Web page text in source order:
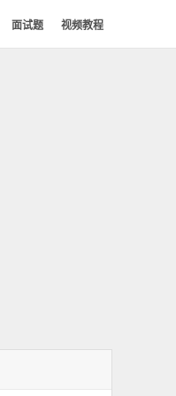
面试题 视频教程